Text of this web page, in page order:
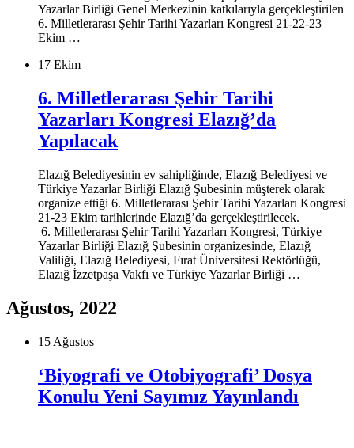
Yazarlar Birliği Genel Merkezinin katkılarıyla gerçekleştirilen
6. Milletlerarası Şehir Tarihi Yazarları Kongresi 21-22-23
Ekim …
17 Ekim
6. Milletlerarası Şehir Tarihi
Yazarları Kongresi Elazığ’da
Yapılacak
Elazığ Belediyesinin ev sahipliğinde, Elazığ Belediyesi ve
Türkiye Yazarlar Birliği Elazığ Şubesinin müşterek olarak
organize ettiği 6. Milletlerarası Şehir Tarihi Yazarları Kongresi
21-23 Ekim tarihlerinde Elazığ’da gerçekleştirilecek.
6. Milletlerarası Şehir Tarihi Yazarları Kongresi, Türkiye
Yazarlar Birliği Elazığ Şubesinin organizesinde, Elazığ
Valiliği, Elazığ Belediyesi, Fırat Üniversitesi Rektörlüğü,
Elazığ İzzetpaşa Vakfı ve Türkiye Yazarlar Birliği …
Ağustos, 2022
15 Ağustos
‘Biyografi ve Otobiyografi’ Dosya
Konulu Yeni Sayımız Yayınlandı